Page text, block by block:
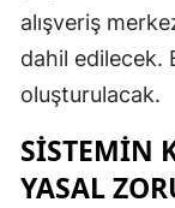
alışveriş
dahil edilecek.
oluşturulacak.
SISTEMIN
YASAL